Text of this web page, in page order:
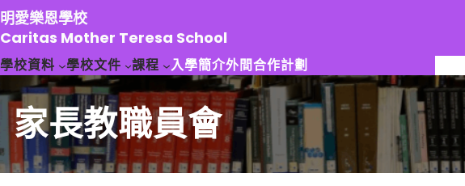
跳
至
主
要
容
明愛樂恩學校
Caritas Mother Teresa School
學校資料 學校文件 課程 入學簡介外間合作計劃
家長教職員會